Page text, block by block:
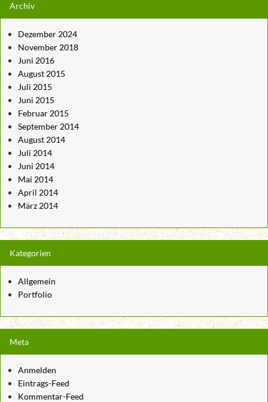
Archiv
Dezember 2024
November 2018
Juni 2016
August 2015
Juli 2015
Juni 2015
Februar 2015
September 2014
August 2014
Juli 2014
Juni 2014
Mai 2014
April 2014
März 2014
Kategorien
Allgemein
Portfolio
Meta
Anmelden
Eintrags-Feed
Kommentar-Feed